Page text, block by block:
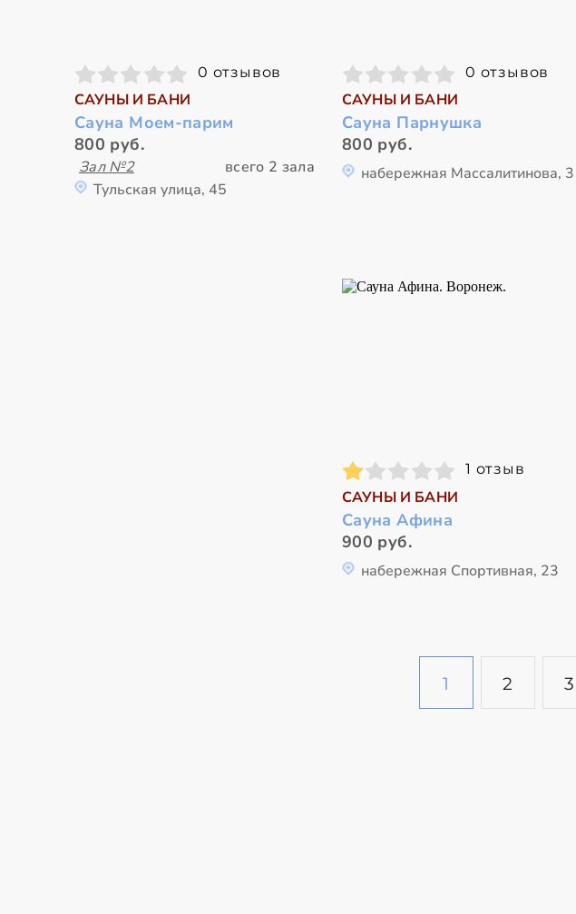
0 отзывов
САУНЫ И БАНИ
Сауна Моем-парим
800 руб.
Зал №2
всего 2 зала
Тульская улица, 45
0 отзывов
САУНЫ И БАНИ
Сауна Парнушка
800 руб.
набережная Массалитинова, 3
1 отзыв
САУНЫ И БАНИ
Сауна Афина
900 руб.
набережная Спортивная, 23
1 2 3